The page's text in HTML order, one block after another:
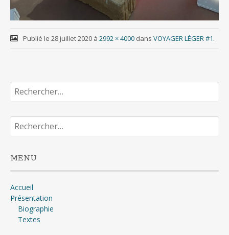
Publié le 28 juillet 2020à 2992 × 4000dans VOYAGER LÉGER #1.
MENU
Accueil
Présentation
Biographie
Textes